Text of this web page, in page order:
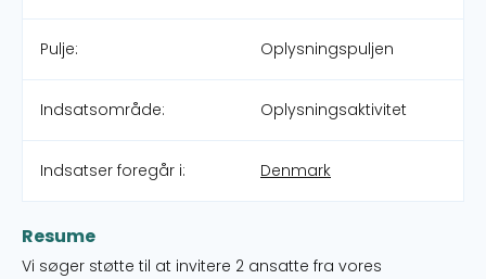
Pulje: Oplysningspuljen
Indsatsområde: Oplysningsaktivitet
Indsatser foregår i: Denmark
Resume
Vi søger støtte til at invitere 2 ansatte fra vores